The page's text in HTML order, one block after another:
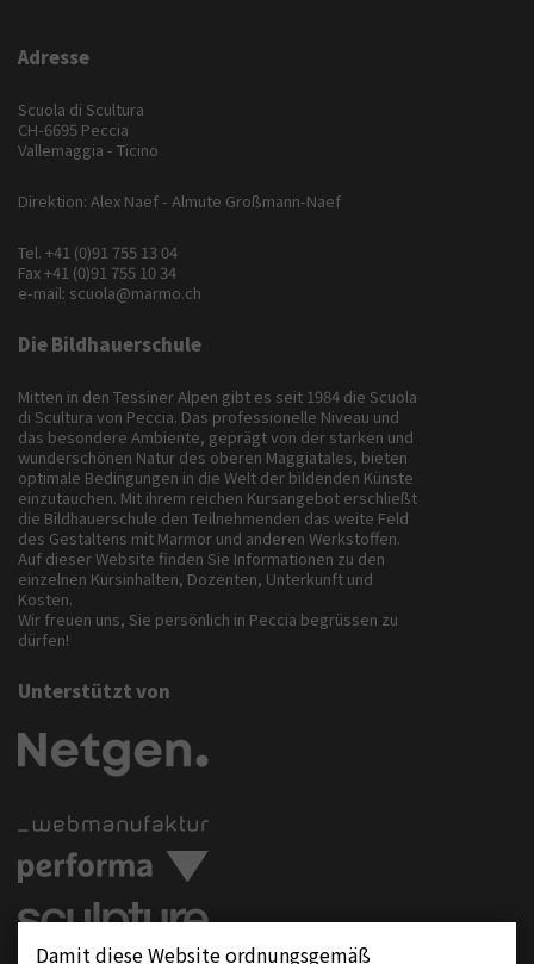
Adresse
Scuola di Scultura
CH-6695 Peccia
Vallemaggia - Ticino
Direktion: Alex Naef - Almute Großmann-Naef
Tel. +41 (0)91 755 13 04
Fax +41 (0)91 755 10 34
e-mail: scuola@marmo.ch
Die Bildhauerschule
Mitten in den Tessiner Alpen gibt es seit 1984 die Scuola
di Scultura von Peccia. Das professionelle Niveau und
das besondere Ambiente, geprägt von der starken und
wunderschönen Natur des oberen Maggiatales, bieten
optimale Bedingungen in die Welt der bildenden Künste
einzutauchen. Mit ihrem reichen Kursangebot erschließt
die Bildhauerschule den Teilnehmenden das weite Feld
des Gestaltens mit Marmor und anderen Werkstoffen.
Auf dieser Website finden Sie Informationen zu den
einzelnen Kursinhalten, Dozenten, Unterkunft und
Kosten.
Wir freuen uns, Sie persönlich in Peccia begrüssen zu
dürfen!
Unterstützt von
Damit diese Website ordnungsgemäß